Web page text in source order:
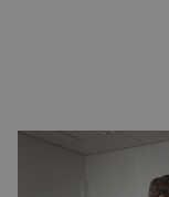
IMPULSE PRINTING:
SPEED, HIGH